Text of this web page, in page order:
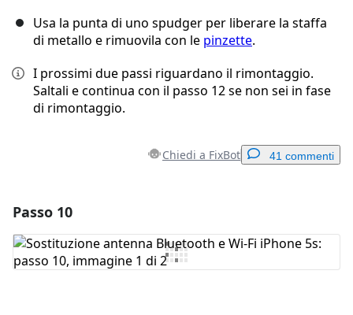
Usa la punta di uno spudger per liberare la staffa
di metallo e rimuovila con le pinzette.
I prossimi due passi riguardano il rimontaggio.
Saltali e continua con il passo 12 se non sei in fase
di rimontaggio.
Chiedi a FixBot 41 commenti
Aggiungi Commento
Passo 10